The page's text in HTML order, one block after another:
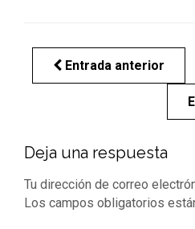
Entrada anterior
Deja una respuesta
Tu dirección de correo
Los campos obligatorios